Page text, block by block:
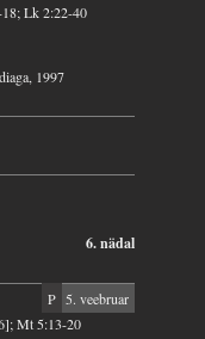
Lk 2:22-40
1997
6. nädal
P 5. veebruar
Mt 5:13-20